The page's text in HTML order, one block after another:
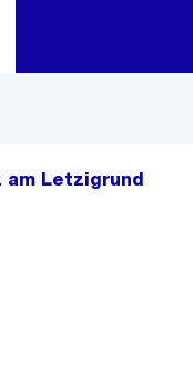
am Letzigrund